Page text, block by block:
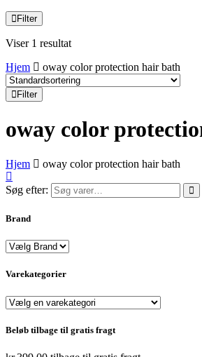
Filter
Viser 1 resultat
Hjem
oway color protection hair bath
Filter
oway color
Hjem oway color protection hair bath
Søg efter:
Brand
Varekategorier
Beløb tilbage til gratis fragt